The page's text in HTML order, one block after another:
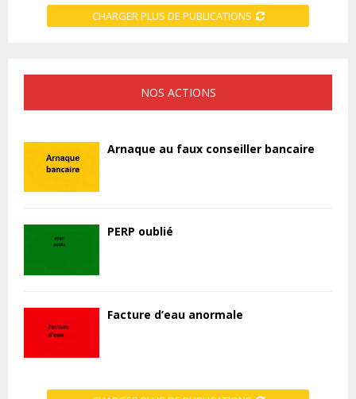
CHARGER PLUS DE PUBLICATIONS
NOS ACTIONS
Arnaque au faux conseiller bancaire
PERP oublié
Facture d’eau anormale